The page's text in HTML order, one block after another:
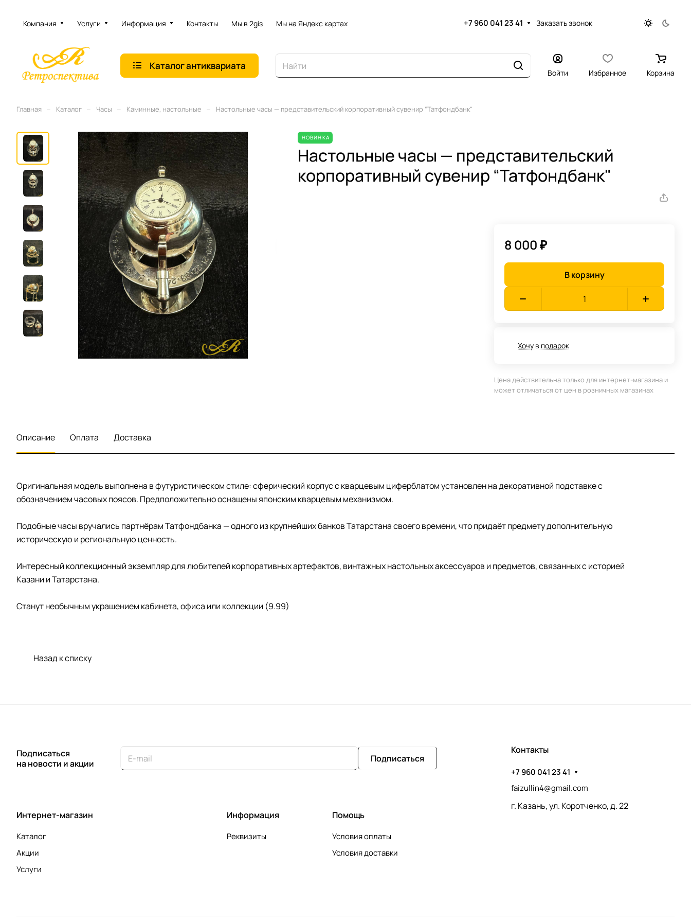
Компания Услуги Информация Контакты Мы в 2gis Мы на Яндекс картах +7 960 041 23 41 Заказать звонок
Каталог антиквариата
Войти Избранное Корзина
Главная Каталог Часы Каминные, настольные Настольные часы — представительский корпоративный сувенир “Татфондбанк"
НОВИНКА
Настольные часы — представительский
корпоративный сувенир “Татфондбанк"
8 000 ₽
В корзину
Хочу в подарок
Цена действительна только для интернет-магазина и
может отличаться от цен в розничных магазинах
Описание Оплата Доставка
Оригинальная модель выполнена в футуристическом стиле: сферический корпус с кварцевым циферблатом установлен на декоративной подставке с
обозначением часовых поясов. Предположительно оснащены японским кварцевым механизмом.
Подобные часы вручались партнёрам Татфондбанка — одного из крупнейших банков Татарстана своего времени, что придаёт предмету дополнительную
историческую и региональную ценность.
Интересный коллекционный экземпляр для любителей корпоративных артефактов, винтажных настольных аксессуаров и предметов, связанных с историей
Казани и Татарстана.
Станут необычным украшением кабинета, офиса или коллекции (9.99)
Назад к списку
Подписаться
на новости и акции
Подписаться
Интернет-магазин
Каталог
Акции
Услуги
Информация
Реквизиты
Помощь
Условия оплаты
Условия доставки
Контакты
+7 960 041 23 41
faizullin4@gmail.com
г. Казань, ул. Коротченко, д. 22